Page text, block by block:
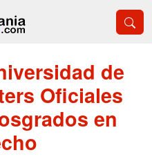
de
Oficiales
en